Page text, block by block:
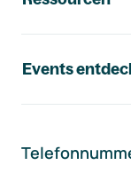
Events